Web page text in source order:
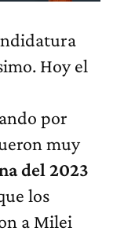
Hoy el
por
muy
del 2023
los
a Milei